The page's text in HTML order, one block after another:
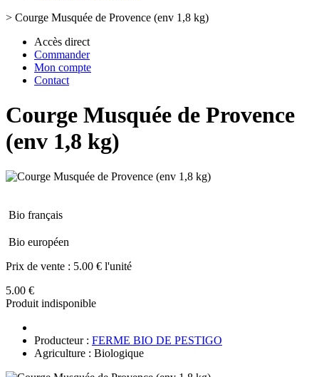
> Courge Musquée de Provence (env 1,8 kg)
Accès direct
Commander
Mon compte
Contact
Courge Musquée de Provence
(env 1,8 kg)
Bio français
Bio européen
Prix de vente : 5.00 € l'unité
5.00 €
Produit indisponible
Producteur : FERME BIO DE PESTIGO
Agriculture : Biologique